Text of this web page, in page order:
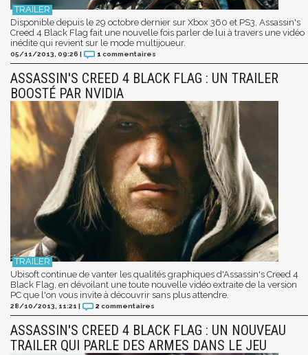
Disponible depuis le 29 octobre dernier sur Xbox 360 et PS3, Assassin's
Creed 4 Black Flag fait une nouvelle fois parler de lui à travers une vidéo
inédite qui revient sur le mode multijoueur.
05/11/2013, 09:26 | 1 commentaires
ASSASSIN'S CREED 4 BLACK FLAG : UN TRAILER
BOOSTÉ PAR NVIDIA
Ubisoft continue de vanter les qualités graphiques d'Assassin's Creed 4
Black Flag, en dévoilant une toute nouvelle vidéo extraite de la version
PC que l'on vous invite à découvrir sans plus attendre.
28/10/2013, 11:21 | 2 commentaires
ASSASSIN'S CREED 4 BLACK FLAG : UN NOUVEAU
TRAILER QUI PARLE DES ARMES DANS LE JEU